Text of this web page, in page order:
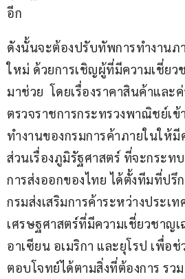
อีก
ดังนั้นจะต้องปรับทัพการทำงานภ
ใหม่ ด้วยการเชิญผู้ที่มีความเชี่ยว
มาช่วย  โดยเรื่องราคาสินค้าและ
ตรวจราชการกระทรวงพาณิชย์เข้
ทำงานของกรมการค้าภายในให้
ส่วนเรื่องภูมิรัฐศาสตร์ ที่จะกระท
การส่งออกของไทย ได้ตั้งทีมที่ปรึ
กรมส่งเสริมการค้าระหว่างประเท
เศรษฐศาสตร์ที่มีความเชี่ยวชาญ
อาเซียน อเมริกา และยุโรป เพื่อ
ตอบโจทย์ได้ตามสิ่งที่ต้องการ รว